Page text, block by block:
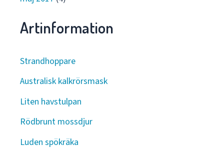
Artinformation
Strandhoppare
Australisk kalkrörsmask
Liten havstulpan
Rödbrunt mossdjur
Luden spökräka